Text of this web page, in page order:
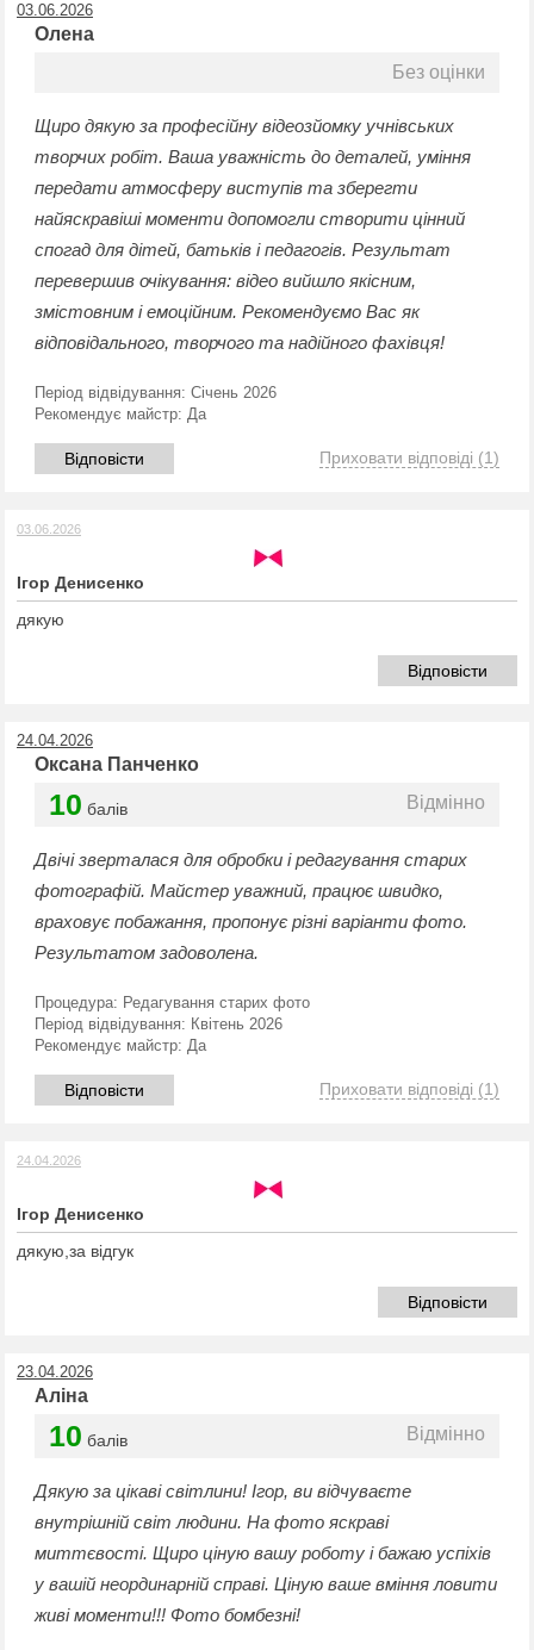
03.06.2026
Олена
Без оцінки
Щиро дякую за професійну відеозйомку учнівських
творчих робіт. Ваша уважність до деталей, уміння
передати атмосферу виступів та зберегти
найяскравіші моменти допомогли створити цінний
спогад для дітей, батьків і педагогів. Результат
перевершив очікування: відео вийшло якісним,
змістовним і емоційним. Рекомендуємо Вас як
відповідального, творчого та надійного фахівця!
Період відвідування: Січень 2026
Рекомендує майстр: Да
Відповісти Приховати відповіді (1)
03.06.2026
Ігор Денисенко
дякую
Відповісти
24.04.2026
Оксана Панченко
10 балів Відмінно
Двічі зверталася для обробки і редагування старих
фотографій. Майстер уважний, працює швидко,
враховує побажання, пропонує різні варіанти фото.
Результатом задоволена.
Процедура: Редагування старих фото
Період відвідування: Квітень 2026
Рекомендує майстр: Да
Відповісти Приховати відповіді (1)
24.04.2026
Ігор Денисенко
дякую,за відгук
Відповісти
23.04.2026
Аліна
10 балів Відмінно
Дякую за цікаві світлини! Ігор, ви відчуваєте
внутрішній світ людини. На фото яскраві
миттєвості. Щиро ціную вашу роботу і бажаю успіхів
у вашій неординарній справі. Ціную ваше вміння ловити
живі моменти!!! Фото бомбезні!